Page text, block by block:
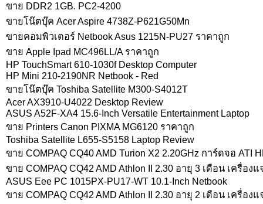
ขาย DDR2 1GB. PC2-4200
ขายโน๊ตบุ๊ค Acer Aspire 4738Z-P621G50Mn
ขายคอมพิวเตอร์ Netbook Asus 1215N-PU27 ราคาถูก
ขาย Apple Ipad MC496LL/A ราคาถูก
HP TouchSmart 610-1030f Desktop Computer
HP Mini 210-2190NR Netbook - Red
ขายโน๊ตบุ๊ค Toshiba Satellite M300-S4012T
Acer AX3910-U4022 Desktop Review
ASUS A52F-XA4 15.6-Inch Versatile Entertainment Laptop
ขาย Printers Canon PIXMA MG6120 ราคาถูก
Toshiba Satellite L655-S5158 Laptop Review
ขาย COMPAQ CQ40 AMD Turion X2 2.20GHz การ์ดจอ ATI
ขาย COMPAQ CQ42 AMD Athlon II 2.30 อายุ 3 เดือน เครื่อ
ASUS Eee PC 1015PX-PU17-WT 10.1-Inch Netbook
ขาย COMPAQ CQ42 AMD Athlon II 2.30 อายุ 2 เดือน เครื่อ